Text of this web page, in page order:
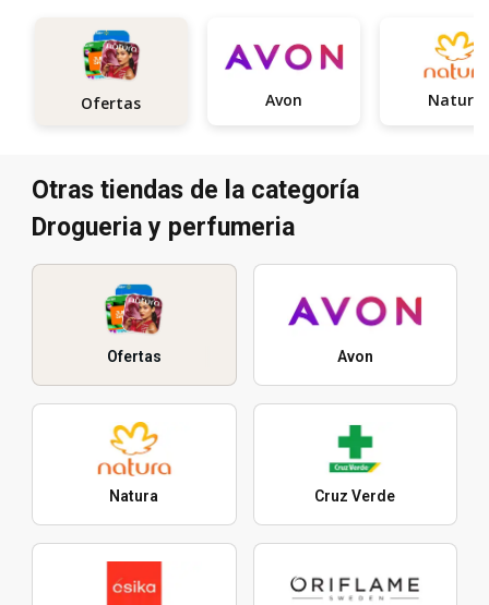
Ofertas Avon Natura
Otras tiendas de la categoría
Drogueria y perfumeria
Ofertas Avon
Natura Cruz Verde